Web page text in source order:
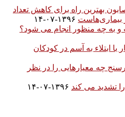
بهترین راه برای کاهش تعداد
بیماری‌هاست ۱۳۹۶-۰۷-۱۴
به چه منظور انجام می شود؟
با ابتلاء به آسم در کودکان
چه معیارهایی را در نظر
را تشدید می کند ۱۳۹۶-۰۷-۱۴